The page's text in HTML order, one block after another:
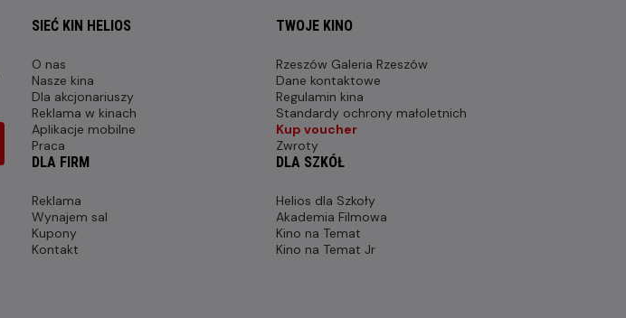
SIEĆ KIN HELIOS
O nas
Nasze kina
Dla akcjonariuszy
Reklama w kinach
Aplikacje mobilne
Praca
TWOJE KINO
Rzeszów Galeria Rzeszów
Dane kontaktowe
Regulamin kina
Standardy ochrony małoletnich
Kup voucher
Zwroty
DLA FIRM
Reklama
Wynajem sal
Kupony
Kontakt
DLA SZKÓŁ
Helios dla Szkoły
Akademia Filmowa
Kino na Temat
Kino na Temat Jr